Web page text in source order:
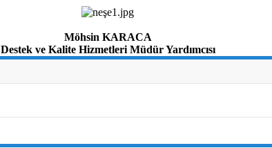
Möhsin KARACA
Destek ve Kalite Hizmetleri Müdür Yardımcısı